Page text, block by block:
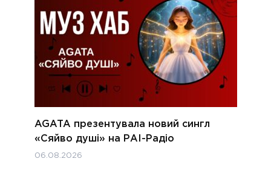
AGATA презентувала новий сингл
«Сяйво душі» на РАІ-Радіо
06.08.2026